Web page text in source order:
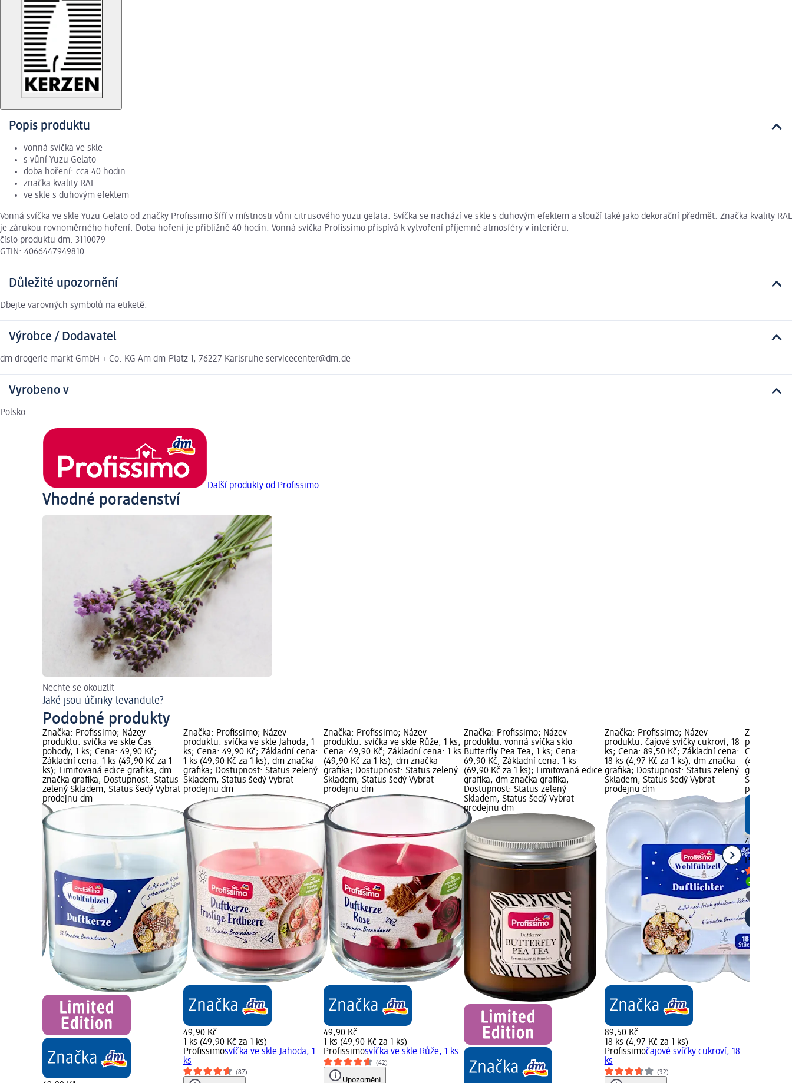
Popis produktu
vonná svíčka ve skle
s vůní Yuzu Gelato
doba hoření: cca 40 hodin
značka kvality RAL
ve skle s duhovým efektem
Vonná svíčka ve skle Yuzu Gelato od značky Profissimo šíří v místnosti vůni citrusového yuzu gelata. Svíčka se nachází ve skle s duhovým efektem a slouží také jako dekorační předmět. Značka kvality RAL
je zárukou rovnoměrného hoření. Doba hoření je přibližně 40 hodin. Vonná svíčka Profissimo přispívá k vytvoření příjemné atmosféry v interiéru.
číslo produktu dm: 3110079
GTIN: 4066447949810
Důležité upozornění
Dbejte varovných symbolů na etiketě.
Výrobce / Dodavatel
dm drogerie markt GmbH + Co. KG Am dm-Platz 1, 76227 Karlsruhe servicecenter@dm.de
Vyrobeno v
Polsko
Další produkty od Profissimo
Vhodné poradenství
Nechte se okouzlit
Jaké jsou účinky levandule?
Podobné produkty
Značka: Profissimo; Název
produktu: svíčka ve skle Čas
pohody, 1 ks; Cena: 49,90 Kč;
Základní cena: 1 ks (49,90 Kč za 1
ks); Limitovaná edice grafika, dm
značka grafika; Dostupnost: Status
zelený Skladem, Status šedý Vybrat
prodejnu dm
Značka: Profissimo; Název
produktu: svíčka ve skle Jahoda, 1
ks; Cena: 49,90 Kč; Základní cena:
1 ks (49,90 Kč za 1 ks); dm značka
grafika; Dostupnost: Status zelený
Skladem, Status šedý Vybrat
prodejnu dm
49,90 Kč
1 ks (49,90 Kč za 1 ks)
Profissimosvíčka ve skle Jahoda, 1
ks
(87)
Značka: Profissimo; Název
produktu: svíčka ve skle Růže, 1 ks;
Cena: 49,90 Kč; Základní cena: 1 ks
(49,90 Kč za 1 ks); dm značka
grafika; Dostupnost: Status zelený
Skladem, Status šedý Vybrat
prodejnu dm
49,90 Kč
1 ks (49,90 Kč za 1 ks)
Profissimosvíčka ve skle Růže, 1 ks
(42)
Upozornění
Značka: Profissimo; Název
produktu: vonná svíčka sklo
Butterfly Pea Tea, 1 ks; Cena:
69,90 Kč; Základní cena: 1 ks
(69,90 Kč za 1 ks); Limitovaná edice
grafika, dm značka grafika;
Dostupnost: Status zelený
Skladem, Status šedý Vybrat
prodejnu dm
Značka: Profissimo; Název
produktu: čajové svíčky cukroví, 18
ks; Cena: 89,50 Kč; Základní cena:
18 ks (4,97 Kč za 1 ks); dm značka
grafika; Dostupnost: Status zelený
Skladem, Status šedý Vybrat
prodejnu dm
89,50 Kč
18 ks (4,97 Kč za 1 ks)
Profissimočajové svíčky cukroví, 18
ks
(32)
Značka:
produktu:
Cena:
(44,50 Kč
grafika;
Skladem,
prodejnu
44,50 Kč
1 ks (44,50
Profissimo